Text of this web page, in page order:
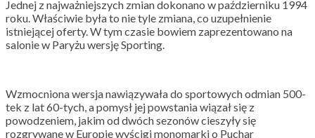
Jednej z najważniejszych zmian dokonano w październiku 1994
roku. Właściwie była to nie tyle zmiana, co uzupełnienie
istniejącej oferty. W tym czasie bowiem zaprezentowano na
salonie w Paryżu wersję Sporting.
Wzmocniona wersja nawiązywała do sportowych odmian 500-
tek z lat 60-tych, a pomysł jej powstania wiązał się z
powodzeniem, jakim od dwóch sezonów cieszyły się
rozgrywane w Europie wyścigi monomarki o Puchar